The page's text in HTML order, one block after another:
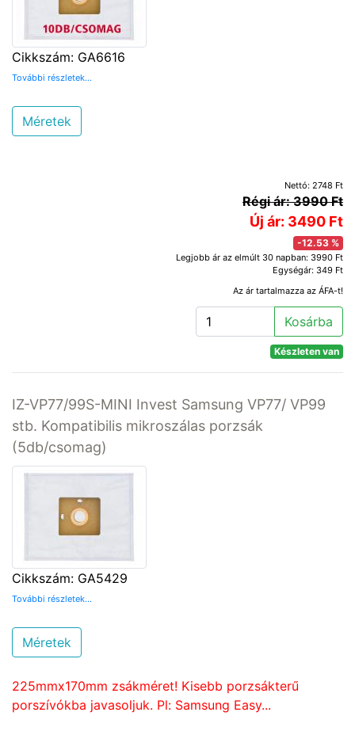
Cikkszám: GA6616
További részletek...
Méretek
Nettó: 2748 Ft
Régi ár: 3990 Ft
Új ár: 3490 Ft
-12.53 %
Legjobb ár az elmúlt 30 napban: 3990 Ft
Egységár: 349 Ft
Az ár tartalmazza az ÁFA-t!
Kosárba
Készleten van
IZ-VP77/99S-MINI Invest Samsung VP77/ VP99
stb. Kompatibilis mikroszálas porzsák
(5db/csomag)
Cikkszám: GA5429
További részletek...
Méretek
225mmx170mm zsákméret! Kisebb porzsákterű
porszívókba javasoljuk. Pl: Samsung Easy...